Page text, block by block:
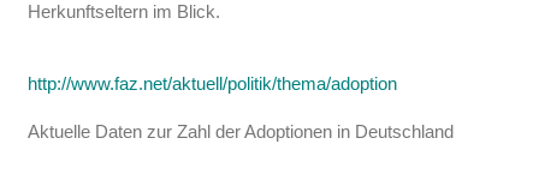
Herkunftseltern im Blick.
http://www.faz.net/aktuell/politik/thema/adoption
Aktuelle Daten zur Zahl der Adoptionen in Deutschland